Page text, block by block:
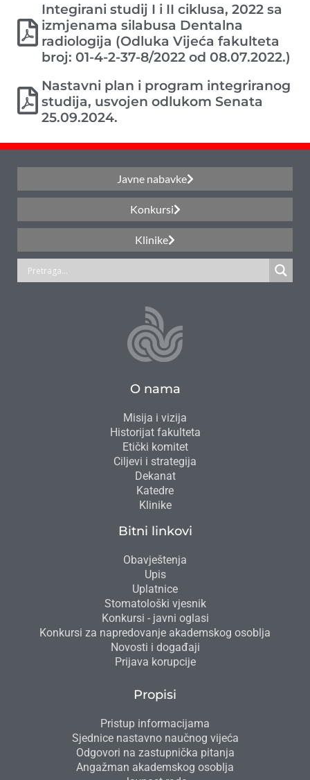
Integirani studij I i II ciklusa, 2022 sa
izmjenama silabusa Dentalna
radiologija (Odluka Vijeća fakulteta
broj: 01-4-2-37-8/2022 od 08.07.2022.)
Nastavni plan i program integriranog
studija, usvojen odlukom Senata
25.09.2024.
Javne nabavke
Konkursi
Klinike
O nama
Misija i vizija
Historijat fakulteta
Etički komitet
Ciljevi i strategija
Dekanat
Katedre
Klinike
Bitni linkovi
Obavještenja
Upis
Uplatnice
Stomatološki vjesnik
Konkursi - javni oglasi
Konkursi za napredovanje akademskog osoblja
Novosti i događaji
Prijava korupcije
Propisi
Pristup informacijama
Sjednice nastavno naučnog vijeća
Odgovori na zastupnička pitanja
Angažman akademskog osoblja